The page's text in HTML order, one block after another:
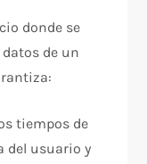
donde se
de un
tiempos de
del usuario y